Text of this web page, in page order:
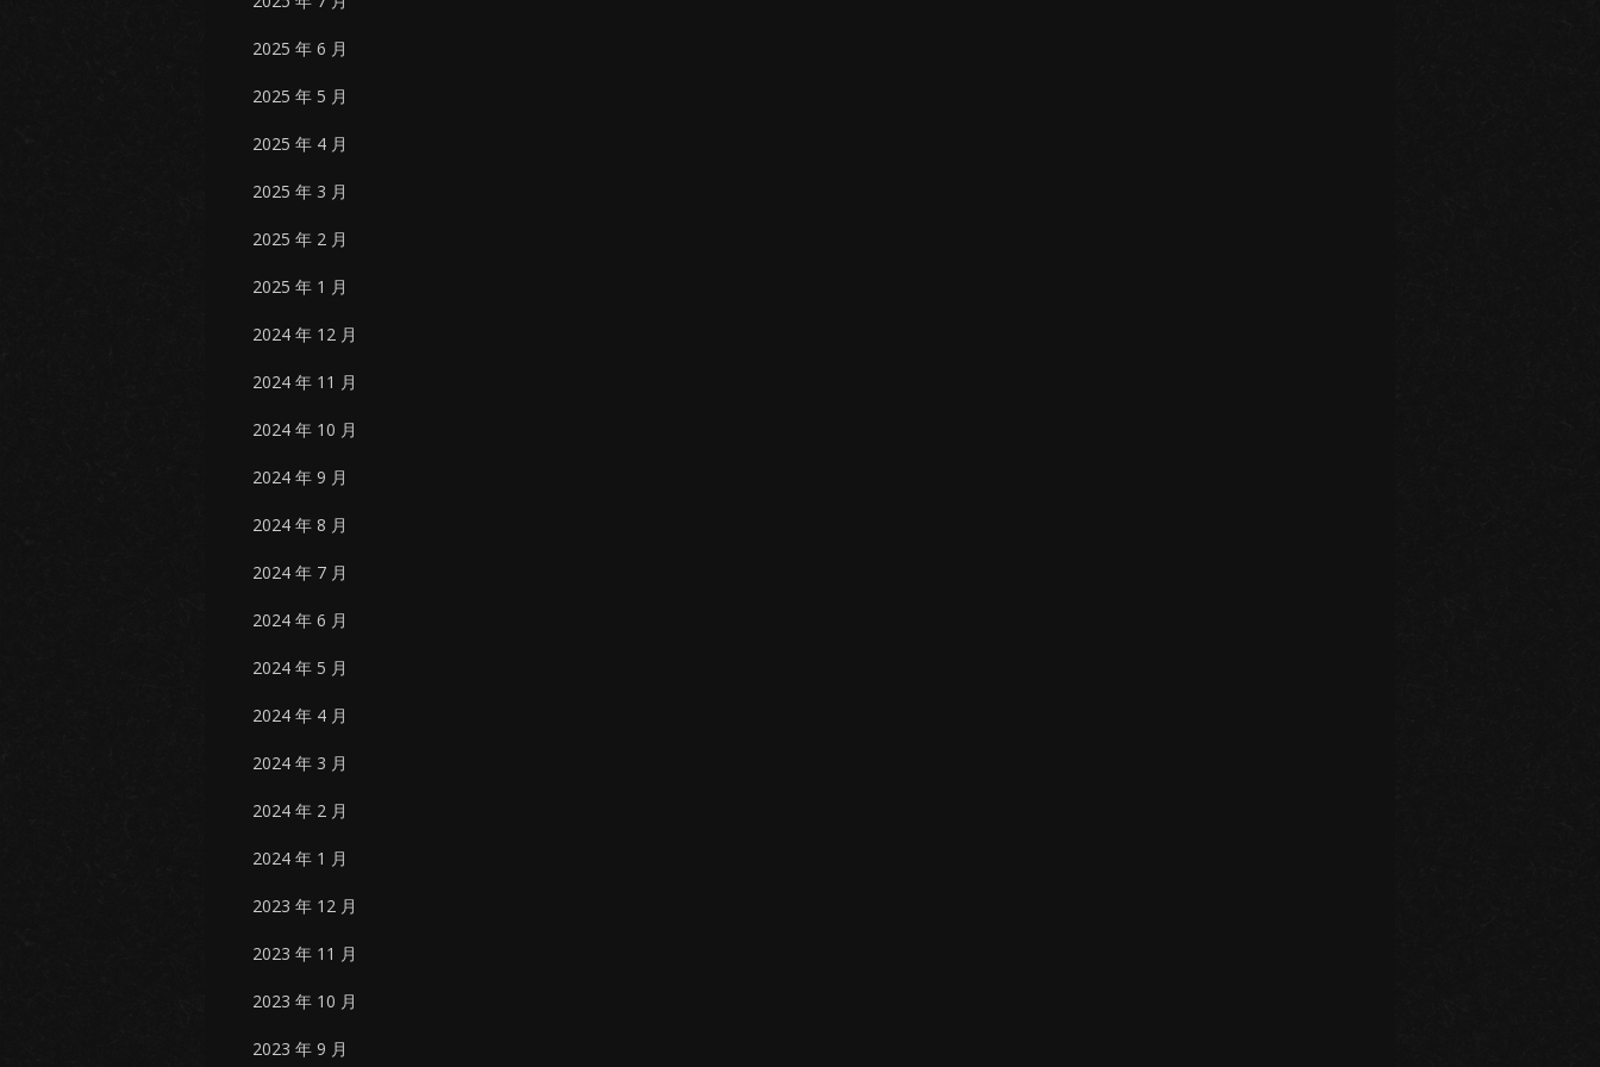
2025 年 6 月
2025 年 5 月
2025 年 4 月
2025 年 3 月
2025 年 2 月
2025 年 1 月
2024 年 12 月
2024 年 11 月
2024 年 10 月
2024 年 9 月
2024 年 8 月
2024 年 7 月
2024 年 6 月
2024 年 5 月
2024 年 4 月
2024 年 3 月
2024 年 2 月
2024 年 1 月
2023 年 12 月
2023 年 11 月
2023 年 10 月
2023 年 9 月